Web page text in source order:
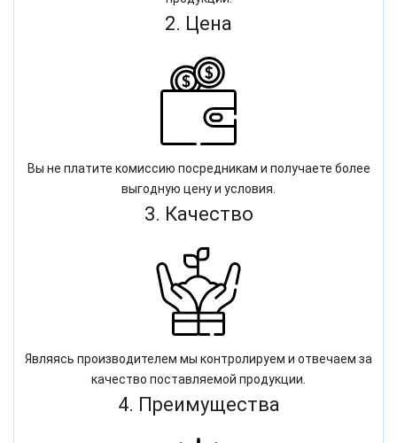
2. Цена
Вы не платите комиссию посредникам и получаете более
выгодную цену и условия.
3. Качество
Являясь производителем мы контролируем и отвечаем за
качество поставляемой продукции.
4. Преимущества